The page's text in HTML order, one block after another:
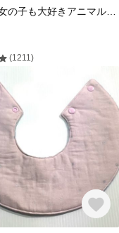
(1211)